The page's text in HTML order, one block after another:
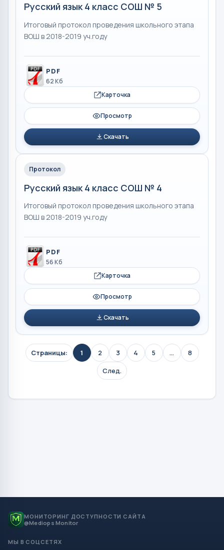
Русский язык 4 класс СОШ № 5
Итоговый протокол проведения школьного этапа
ВОШ в 2018-2019 уч.году
PDF
62 Кб
Карточка
Просмотр
Скачать
Протокол
Русский язык 4 класс СОШ № 4
Итоговый протокол проведения школьного этапа
ВОШ в 2018-2019 уч.году
PDF
56 Кб
Карточка
Просмотр
Скачать
Страницы: 1 2 3 4 5 ...
8
След.
МОНИТОРИНГ ДОСТУПНОСТИ САЙТА
@Mediops Monitor
МЫ В СОЦСЕТЯХ